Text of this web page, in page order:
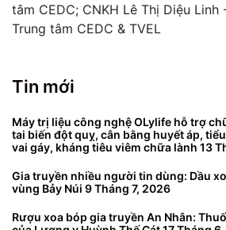
tâm CEDC; CNKH Lê Thị Diệu Linh
Trung tâm CEDC & TVEL
Tin mới
Máy trị liệu công nghệ OLylife hỗ trợ
tai biến đột quỵ, cân bằng huyết áp,
vai gáy, kháng tiêu viêm chữa lành 13
Gia truyền nhiều người tin dùng: Dầu
vùng Bảy Núi 9 Tháng 7, 2026
Rượu xoa bóp gia truyền An Nhân: